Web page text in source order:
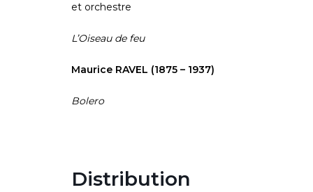
et orchestre
L’Oiseau de feu
Maurice RAVEL (1875 – 1937)
Bolero
Distribution